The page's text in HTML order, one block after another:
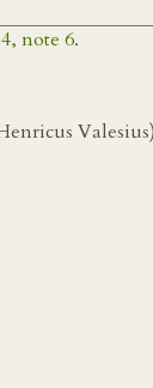
note 6.
Valesius)